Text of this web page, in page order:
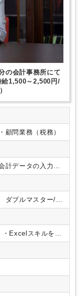
の会計事務所にて
給1,500～2,500円/
ント業務） 、 法人税・顧問業務（税務）
計データの入力
） 変更範囲：会社
ブルマスター/税
合格/税理士試験
/日商簿記 ３級
・Excelスキルをお